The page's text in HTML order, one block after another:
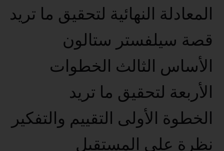
المعادلة النهائية لتحقيق ما تريد
قصة سيلفستر ستالون
الأساس الثالث الخطوات
الأربعة لتحقيق ما تريد
الخطوة الأولى التقييم والتفكير
نظرة على المستقبل